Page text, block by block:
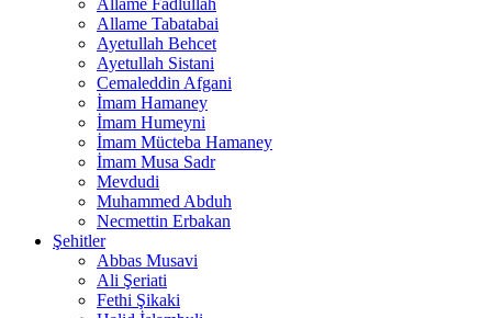
Allame Fadlullah
Allame Tabatabai
Ayetullah Behcet
Ayetullah Sistani
Cemaleddin Afgani
İmam Hamaney
İmam Humeyni
İmam Mücteba Hamaney
İmam Musa Sadr
Mevdudi
Muhammed Abduh
Necmettin Erbakan
Şehitler
Abbas Musavi
Ali Şeriati
Fethi Şikaki